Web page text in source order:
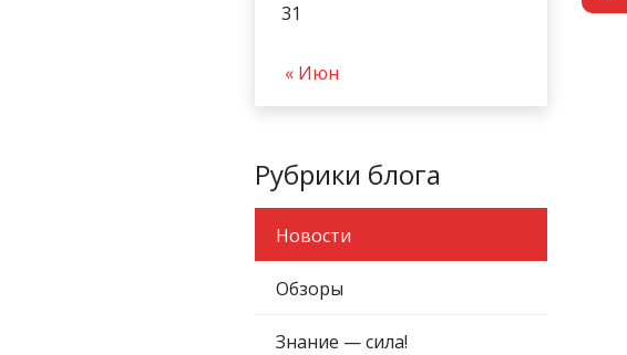
31
« Июн
Рубрики блога
Новости
Обзоры
Знание — сила!